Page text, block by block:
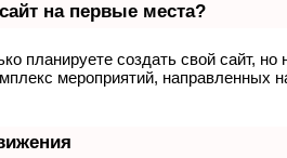
на первые места?
планируете создать свой сайт,
мероприятий, направленных